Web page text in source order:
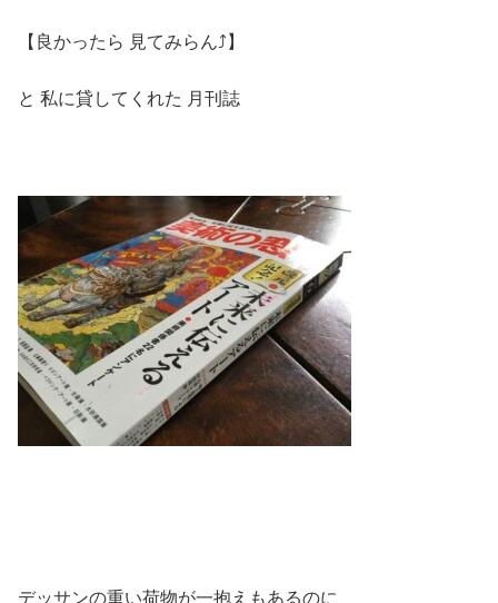
【良かったら 見てみらん⤴︎】
と 私に貸してくれた 月刊誌
デッサンの重い荷物が一抱えもあるのに